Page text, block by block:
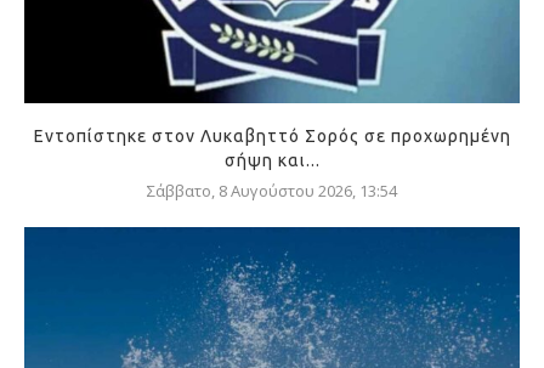
Εντοπίστηκε στον Λυκαβηττό Σορός σε προχωρημένη
σήψη και...
Σάββατο, 8 Αυγούστου 2026, 13:54